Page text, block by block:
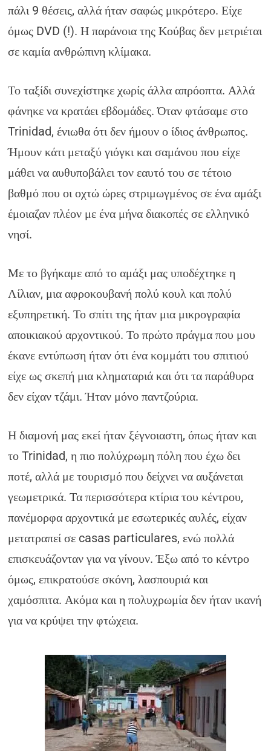
πάλι 9 θέσεις, αλλά ήταν σαφώς μικρότερο. Είχε
όμως DVD (!). Η παράνοια της Κούβας δεν μετριέται
σε καμία ανθρώπινη κλίμακα.
Το ταξίδι συνεχίστηκε χωρίς άλλα απρόοπτα. Αλλά
φάνηκε να κρατάει εβδομάδες. Όταν φτάσαμε στο
Trinidad, ένιωθα ότι δεν ήμουν ο ίδιος άνθρωπος.
Ήμουν κάτι μεταξύ γιόγκι και σαμάνου που είχε
μάθει να αυθυποβάλει τον εαυτό του σε τέτοιο
βαθμό που οι οχτώ ώρες στριμωγμένος σε ένα αμάξι
έμοιαζαν πλέον με ένα μήνα διακοπές σε ελληνικό
νησί.
Με το βγήκαμε από το αμάξι μας υποδέχτηκε η
Λίλιαν, μια αφροκουβανή πολύ κουλ και πολύ
εξυπηρετική. Το σπίτι της ήταν μια μικρογραφία
αποικιακού αρχοντικού. Το πρώτο πράγμα που μου
έκανε εντύπωση ήταν ότι ένα κομμάτι του σπιτιού
είχε ως σκεπή μια κληματαριά και ότι τα παράθυρα
δεν είχαν τζάμι. Ήταν μόνο παντζούρια.
Η διαμονή μας εκεί ήταν ξέγνοιαστη, όπως ήταν και
το Trinidad, η πιο πολύχρωμη πόλη που έχω δει
ποτέ, αλλά με τουρισμό που δείχνει να αυξάνεται
γεωμετρικά. Τα περισσότερα κτίρια του κέντρου,
πανέμορφα αρχοντικά με εσωτερικές αυλές, είχαν
μετατραπεί σε casas particulares, ενώ πολλά
επισκευάζονταν για να γίνουν. Έξω από το κέντρο
όμως, επικρατούσε σκόνη, λασπουριά και
χαμόσπιτα. Ακόμα και η πολυχρωμία δεν ήταν ικανή
για να κρύψει την φτώχεια.